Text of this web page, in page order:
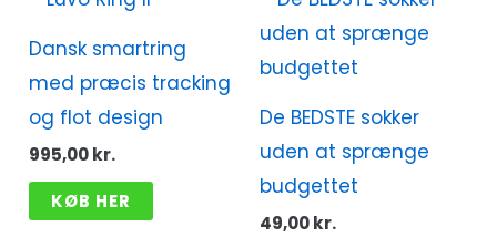
Dansk smartring
med præcis tracking
og flot design
995,00kr.
KØB HER
De BEDSTE sokker
uden at sprænge
budgettet
49,00kr.